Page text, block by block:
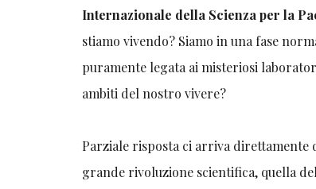
Internazionale della Scienza per la
stiamo vivendo? Siamo in una fase
puramente legata ai misteriosi
ambiti del nostro vivere?
Parziale risposta ci arriva direttamente
grande rivoluzione scientifica, quella